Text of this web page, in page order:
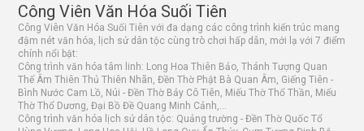
ĐĂNG NHẬP ĐĂNG KÝ
Công Viên Văn Hóa Suối Tiên
Công Viên Văn Hóa Suối Tiên với đa dạng các công trình kiến trúc mang
đậm nét văn hóa, lịch sử dân tộc cùng trò chơi hấp dẫn, mới lạ với 7 điểm
chính nổi bật:
Công trình văn hóa tâm linh: Long Hoa Thiên Bảo, Thánh Tượng Quan
Thế Âm Thiên Thủ Thiên Nhãn, Đền Thờ Phật Bà Quan Âm, Giếng Tiên -
Bình Nước Cam Lồ, Núi - Đền Thờ Bảy Cô Tiên, Miếu Thờ Thổ Thần, Miếu
Thờ Thổ Dương, Đại Bồ Đề Quang Minh Cảnh,...
Công trình văn hóa lịch sử dân tộc: Quảng trường - Đền Thờ Quốc Tổ